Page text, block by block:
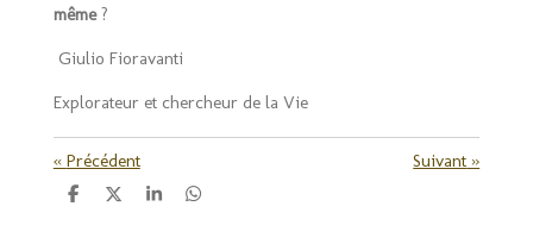
même?
Giulio Fioravanti
Explorateur et chercheur de la Vie
« Précédent Suivant »
P
P
P
P